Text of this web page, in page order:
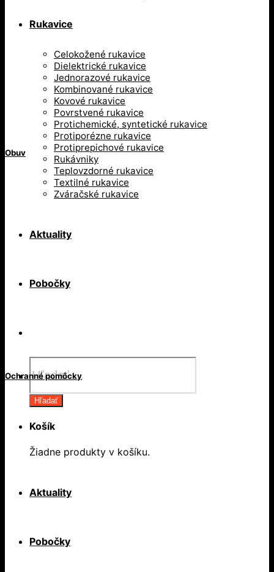
Rukavice
Celokožené rukavice
Dielektrické rukavice
Jednorazové rukavice
Kombinované rukavice
Kovové rukavice
Povrstvené rukavice
Protichemické, syntetické rukavice
Protiporézne rukavice
Protiprepichové rukavice
Rukávniky
Teplovzdorné rukavice
Textilné rukavice
Zváračské rukavice
Aktuality
Pobočky
search
Hľadať
Košík
Žiadne produkty v košíku.
Aktuality
Pobočky
Obuv
Ochranné pomôcky